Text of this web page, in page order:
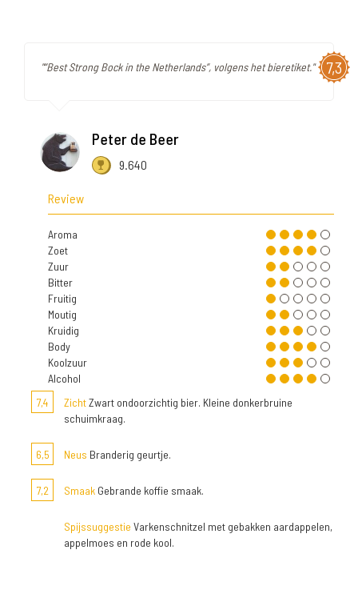
7,3
"“Best Strong Bock in the Netherlands”, volgens het bieretiket."
Peter de Beer
9.640
Review
Aroma
Zoet
Zuur
Bitter
Fruitig
Moutig
Kruidig
Body
Koolzuur
Alcohol
7,4
ZichtZwart ondoorzichtig bier. Kleine donkerbruine
schuimkraag.
6,5 Neus Branderig geurtje.
7,2 Smaak Gebrande koffie smaak.
Spijssuggestie Varkenschnitzel met gebakken aardappelen,
appelmoes en rode kool.